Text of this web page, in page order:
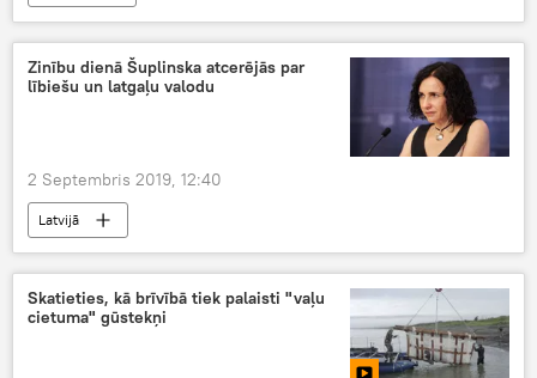
Zinību dienā Šuplinska atcerējās par
lībiešu un latgaļu valodu
2 Septembris 2019, 12:40
Latvijā
Skatieties, kā brīvībā tiek palaisti "vaļu
cietuma" gūstekņi